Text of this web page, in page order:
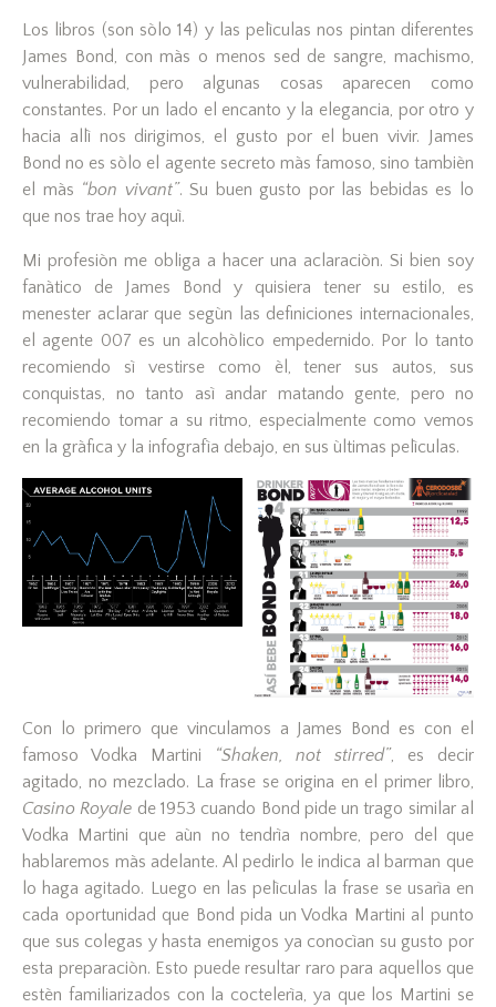
Los libros (son sòlo 14) y las pelìculas nos pintan diferentes
James Bond, con màs o menos sed de sangre, machismo,
vulnerabilidad, pero algunas cosas aparecen como
constantes. Por un lado el encanto y la elegancia, por otro y
hacia allì nos dirigimos, el gusto por el buen vivir. James
Bond no es sòlo el agente secreto màs famoso, sino tambièn
el màs “bon vivant”. Su buen gusto por las bebidas es lo
que nos trae hoy aquì.
Mi profesiòn me obliga a hacer una aclaraciòn. Si bien soy
fanàtico de James Bond y quisiera tener su estilo, es
menester aclarar que segùn las definiciones internacionales,
el agente 007 es un alcohòlico empedernido. Por lo tanto
recomiendo sì vestirse como èl, tener sus autos, sus
conquistas, no tanto asì andar matando gente, pero no
recomiendo tomar a su ritmo, especialmente como vemos
en la gràfica y la infografìa debajo, en sus ùltimas pelìculas.
Con lo primero que vinculamos a James Bond es con el
famoso Vodka Martini
“Shaken, not stirred”, es decir
agitado, no mezclado. La frase se origina en el primer libro,
Casino Royale de 1953 cuando Bond pide un trago similar al
Vodka Martini que aùn no tendrìa nombre, pero del que
hablaremos màs adelante. Al pedirlo le indica al barman que
lo haga agitado. Luego en las pelìculas la frase se usarìa en
cada oportunidad que Bond pida un Vodka Martini al punto
que sus colegas y hasta enemigos ya conocìan su gusto por
esta preparaciòn. Esto puede resultar raro para aquellos que
estèn familiarizados con la coctelerìa, ya que los Martini se